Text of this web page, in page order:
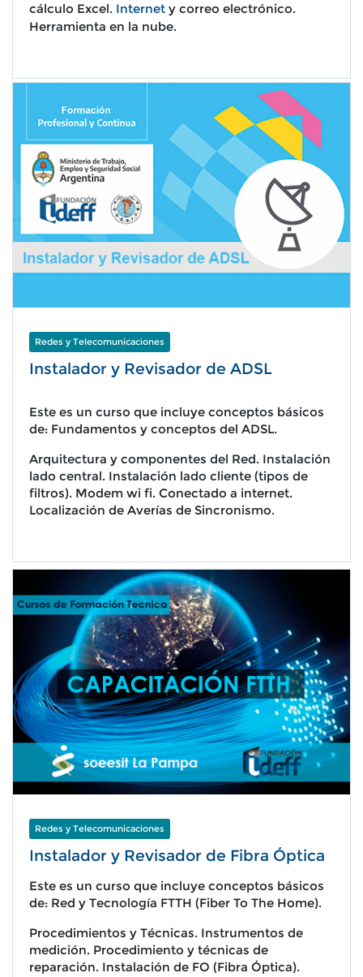
cálculo Excel. Internet y correo electrónico.
Herramienta en la nube.
Redes y Telecomunicaciones
Instalador y Revisador de ADSL
Este es un curso que incluye conceptos básicos
de: Fundamentos y conceptos del ADSL.
Arquitectura y componentes del Red. Instalación
lado central. Instalación lado cliente (tipos de
filtros). Modem wi fi. Conectado a internet.
Localización de Averías de Sincronismo.
Redes y Telecomunicaciones
Instalador y Revisador de Fibra Óptica
Este es un curso que incluye conceptos básicos
de: Red y Tecnología FTTH (Fiber To The Home).
Procedimientos y Técnicas. Instrumentos de
medición. Procedimiento y técnicas de
reparación. Instalación de FO (Fibra Óptica).